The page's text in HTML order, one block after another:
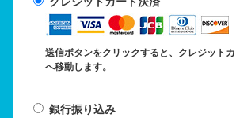
送信ボタンをクリックすると、クレジット
へ移動します。
銀行振り込み